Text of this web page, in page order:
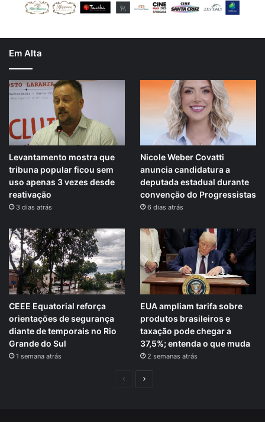
Em Alta
Levantamento mostra que
tribuna popular ficou sem
uso apenas 3 vezes desde
reativação
3 dias atrás
Nicole Weber Covatti
anuncia candidatura a
deputada estadual durante
convenção do Progressistas
6 dias atrás
CEEE Equatorial reforça
orientações de segurança
diante de temporais no Rio
Grande do Sul
1 semana atrás
EUA ampliam tarifa sobre
produtos brasileiros e
taxação pode chegar a
37,5%; entenda o que muda
2 semanas atrás
PáginaPróxima